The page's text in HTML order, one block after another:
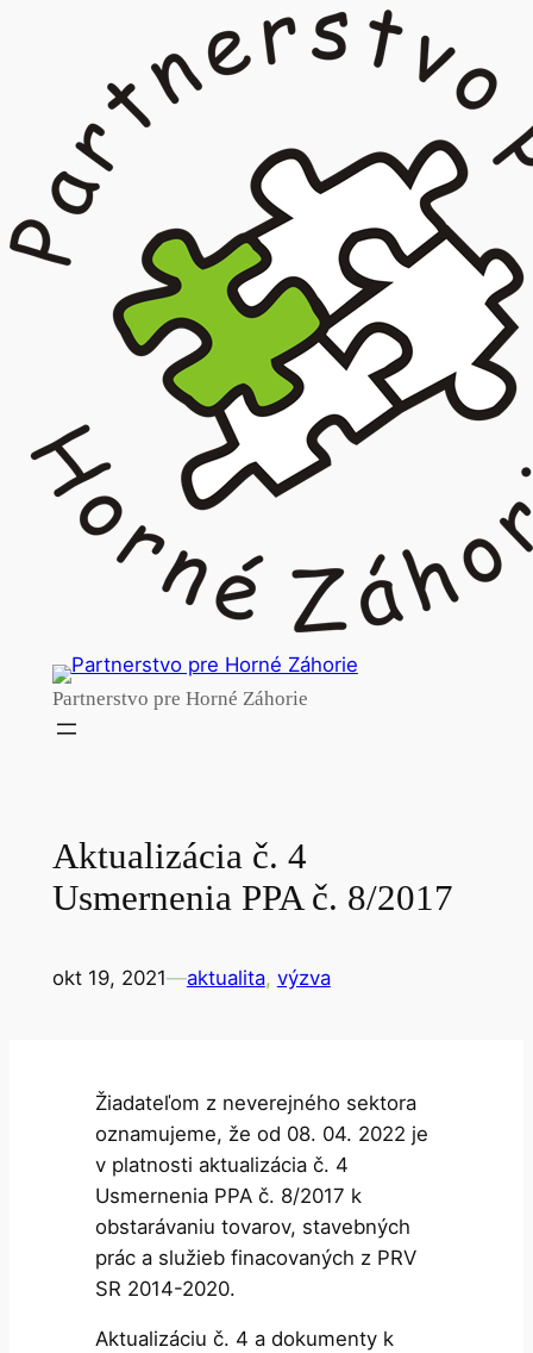
Partnerstvo pre Horné Záhorie
Aktualizácia č. 4
Usmernenia PPA č. 8/2017
okt 19, 2021—aktualita, výzva
Žiadateľom z neverejného sektora
oznamujeme, že od 08. 04. 2022 je
v platnosti aktualizácia č. 4
Usmernenia PPA č. 8/2017 k
obstarávaniu tovarov, stavebných
prác a služieb finacovaných z PRV
SR 2014-2020.
Aktualizáciu č. 4 a dokumenty k